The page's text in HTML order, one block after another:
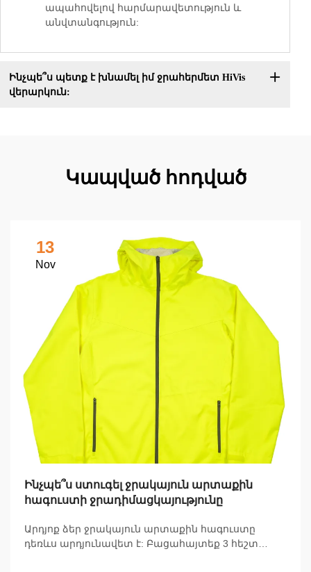
ապահովելով հարմարավետություն և
անվտանգություն:
Ինչպե՞ս պետք է խնամել իմ ջրահերմետ HiVis
վերարկուն:
Կապված հոդված
13
Nov
Ինչպե՞ս ստուգել ջրակայուն արտաքին
հագուստի ջրադիմացկայությունը
Արդյոք ձեր ջրակայուն արտաքին հագուստը
դեռևս արդյունավետ է: Բացահայտեք 3 հեշտ